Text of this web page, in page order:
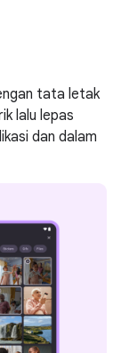
tata letak
lalu lepas
dan dalam